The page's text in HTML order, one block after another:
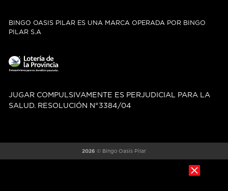
BINGO OASIS PILAR ES UNA MARCA OPERADA POR BINGO
PILAR S.A
JUGAR COMPULSIVAMENTE ES PERJUDICIAL PARA LA
SALUD. RESOLUCIÓN N°3384/04
2026 © Bingo Oasis Pilar